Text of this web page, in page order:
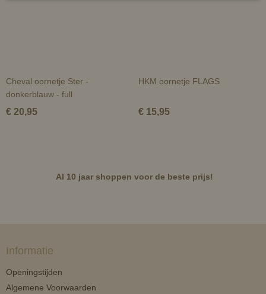
Cheval oornetje Ster -
donkerblauw - full
€ 20,95
HKM oornetje FLAGS
€ 15,95
Al 10 jaar shoppen voor de beste prijs!
Informatie
Openingstijden
Algemene Voorwaarden